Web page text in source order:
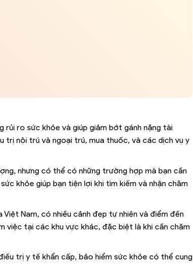
rủi ro sức khỏe và giúp giảm bớt gánh nặng tài
trị nội trú và ngoại trú, mua thuốc, và các dịch vụ y
nhưng có thể có những trường hợp mà bạn cần
khỏe giúp bạn tiện lợi khi tìm kiếm và nhận chăm
Nam, có nhiều cảnh đẹp tự nhiên và điểm đến
việc tại các khu vực khác, đặc biệt là khi cần chăm
trị y tế khẩn cấp, bảo hiểm sức khỏe có thể cung